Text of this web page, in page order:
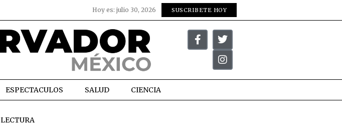
Hoy es: julio 30, 2026 SUSCRIBETE HOY
ESPECTACULOS SALUD CIENCIA